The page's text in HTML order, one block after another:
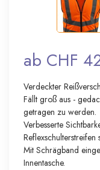
ab CHF
Verdeckter
Fällt groß aus -
getragen zu werden.
Verbesserte
Mit Schrägband
Innentasche.